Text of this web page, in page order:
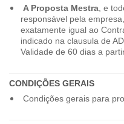
A Proposta Mestra, e
responsável pela
exatamente igual ao
indicado na clausula de
Validade de 60 dias a
CONDIÇÕES GERAIS
Condições gerais para